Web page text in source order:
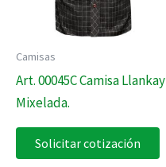
Camisas
Art. 00045C Camisa Llankay
Mixelada.
Solicitar cotización